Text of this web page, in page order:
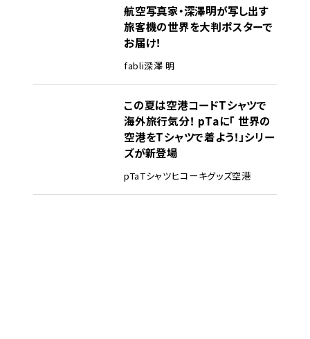
航空写真家・深澤明が写し出す
旅客機の世界を大判ポスターで
お届け！
fabli深澤 明
この夏は空港コードTシャツで
海外旅行気分！ pTaに「 世界の
空港をTシャツで着よう！」シリー
ズが新登場
pTaTシャツヒコーキグッズ空港